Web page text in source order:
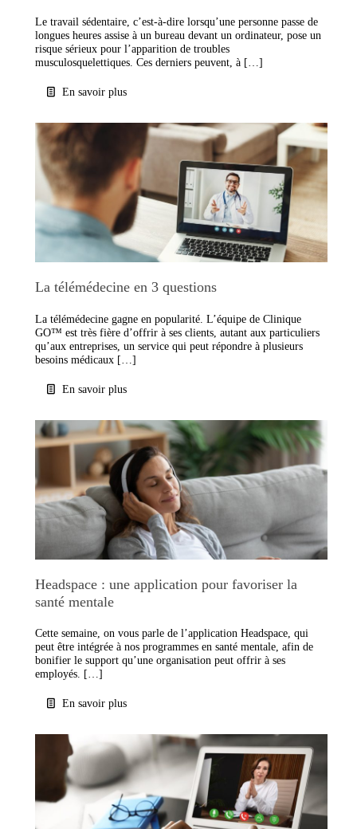
Le travail sédentaire, c’est-à-dire lorsqu’une personne passe de
longues heures assise à un bureau devant un ordinateur, pose un
risque sérieux pour l’apparition de troubles
musculosquelettiques. Ces derniers peuvent, à […]
En savoir plus
La télémédecine en 3 questions
La télémédecine gagne en popularité. L’équipe de Clinique
GO™ est très fière d’offrir à ses clients, autant aux particuliers
qu’aux entreprises, un service qui peut répondre à plusieurs
besoins médicaux […]
En savoir plus
Headspace : une application pour favoriser la
santé mentale
Cette semaine, on vous parle de l’application Headspace, qui
peut être intégrée à nos programmes en santé mentale, afin de
bonifier le support qu’une organisation peut offrir à ses
employés. […]
En savoir plus